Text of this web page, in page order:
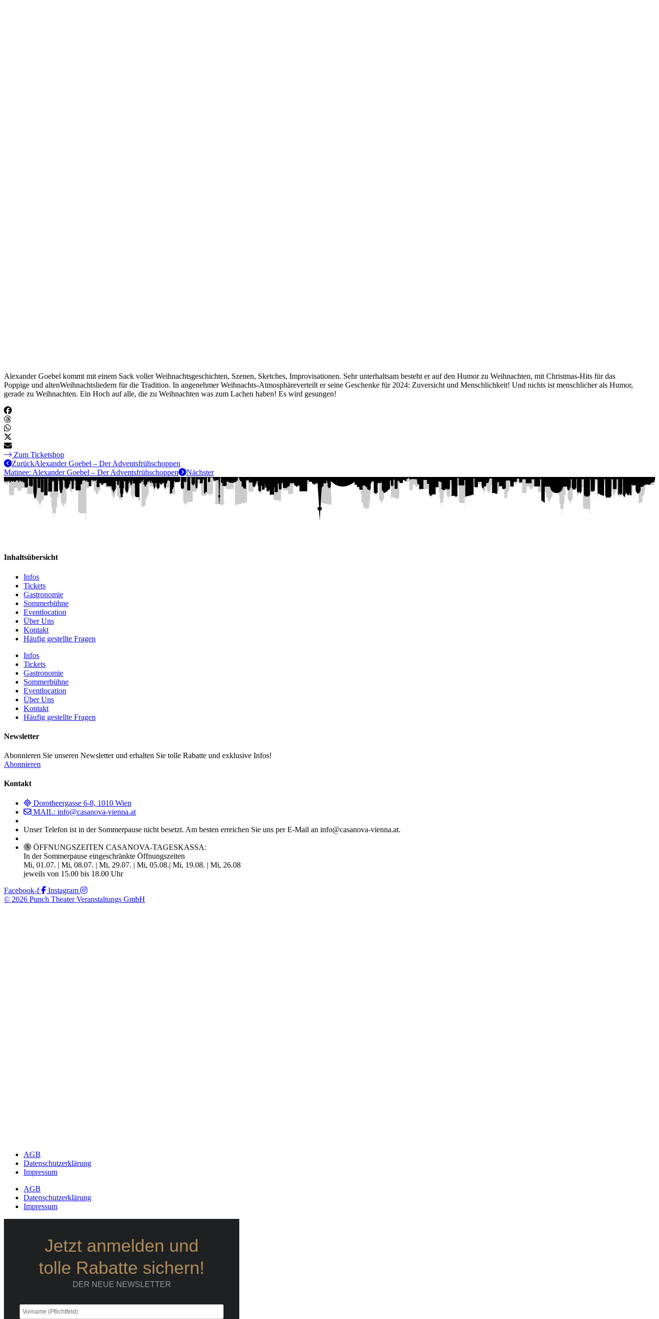
Alexander Goebel kommt mit einem Sack voller Weihnachtsgeschichten, Szenen, Sketches, Improvisationen. Sehr unterhaltsam besteht er auf den Humor zu Weihnachten, mit Christmas-Hits für das
Poppige und altenWeihnachtsliedern für die Tradition. In angenehmer Weihnachts-Atmosphäreverteilt er seine Geschenke für 2024: Zuversicht und Menschlichkeit! Und nichts ist menschlicher als Humor,
gerade zu Weihnachten. Ein Hoch auf alle, die zu Weihnachten was zum Lachen haben! Es wird gesungen!
Zum Ticketshop
ZurückAlexander Goebel – Der Adventsfrühschoppen
Matinee: Alexander Goebel – Der Adventsfrühschoppen
Nächster
Inhaltsübersicht
Infos
Tickets
Gastronomie
Sommerbühne
Eventlocation
Über Uns
Kontakt
Häufig gestellte Fragen
Infos
Tickets
Gastronomie
Sommerbühne
Eventlocation
Über Uns
Kontakt
Häufig gestellte Fragen
Newsletter
Abonnieren Sie unseren Newsletter und erhalten Sie tolle Rabatte und exklusive Infos!
Abonnieren
Kontakt
Dorotheergasse 6-8, 1010 Wien
MAIL: info@casanova-vienna.at
Unser Telefon ist in der Sommerpause nicht besetzt. Am besten erreichen Sie uns per E-Mail an info@casanova-vienna.at.
ÖFFNUNGSZEITEN CASANOVA-TAGESKASSA:
In der Sommerpause eingeschränkte Öffnungszeiten
Mi, 01.07. | Mi, 08.07. | Mi, 29.07. | Mi, 05.08.| Mi, 19.08. | Mi, 26.08
jeweils von 15.00 bis 18.00 Uhr
Facebook-f
Instagram
© 2026 Punch Theater Veranstaltungs GmbH
AGB
Datenschutzerklärung
Impressum
AGB
Datenschutzerklärung
Impressum
Jetzt anmelden und
tolle Rabatte sichern!
DER NEUE NEWSLETTER